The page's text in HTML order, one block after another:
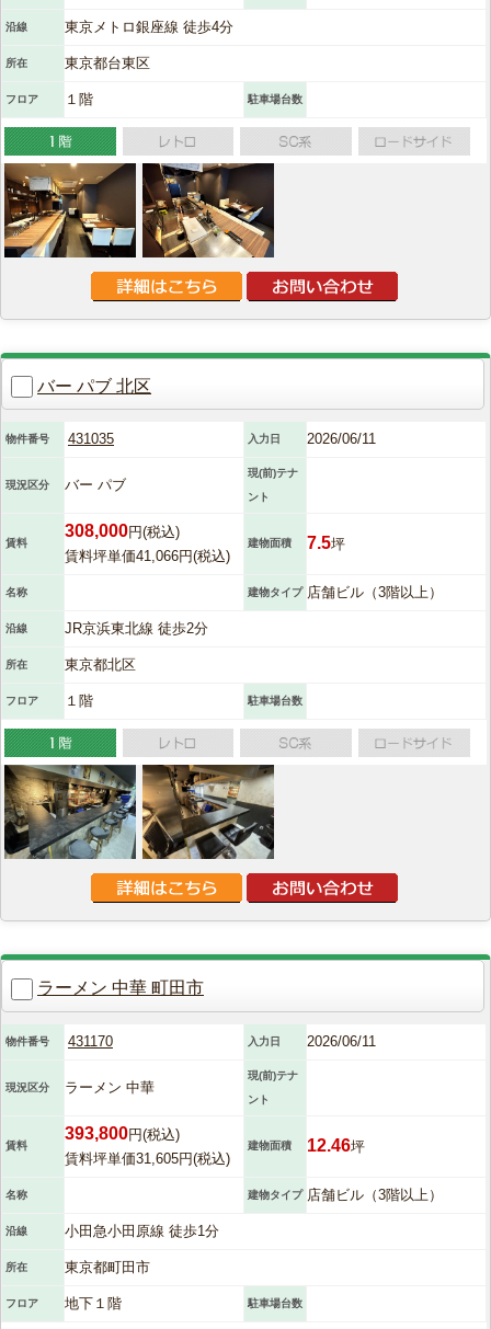
沿線 東京メトロ銀座線 徒歩4分
所在 東京都台東区
フロア １階 駐車場台数
バー パブ 北区
物件番号 431035 入力日 2026/06/11
現況区分 バー パブ
現(前)テナ
ント
賃料
308,000円(税込)
賃料坪単価41,066円(税込)
建物面積 7.5坪
名称 建物タイプ 店舗ビル（3階以上）
沿線 JR京浜東北線 徒歩2分
所在 東京都北区
フロア １階 駐車場台数
ラーメン 中華 町田市
物件番号 431170 入力日 2026/06/11
現況区分 ラーメン 中華
現(前)テナ
ント
賃料
393,800円(税込)
賃料坪単価31,605円(税込)
建物面積 12.46坪
名称 建物タイプ 店舗ビル（3階以上）
沿線 小田急小田原線 徒歩1分
所在 東京都町田市
フロア 地下１階 駐車場台数